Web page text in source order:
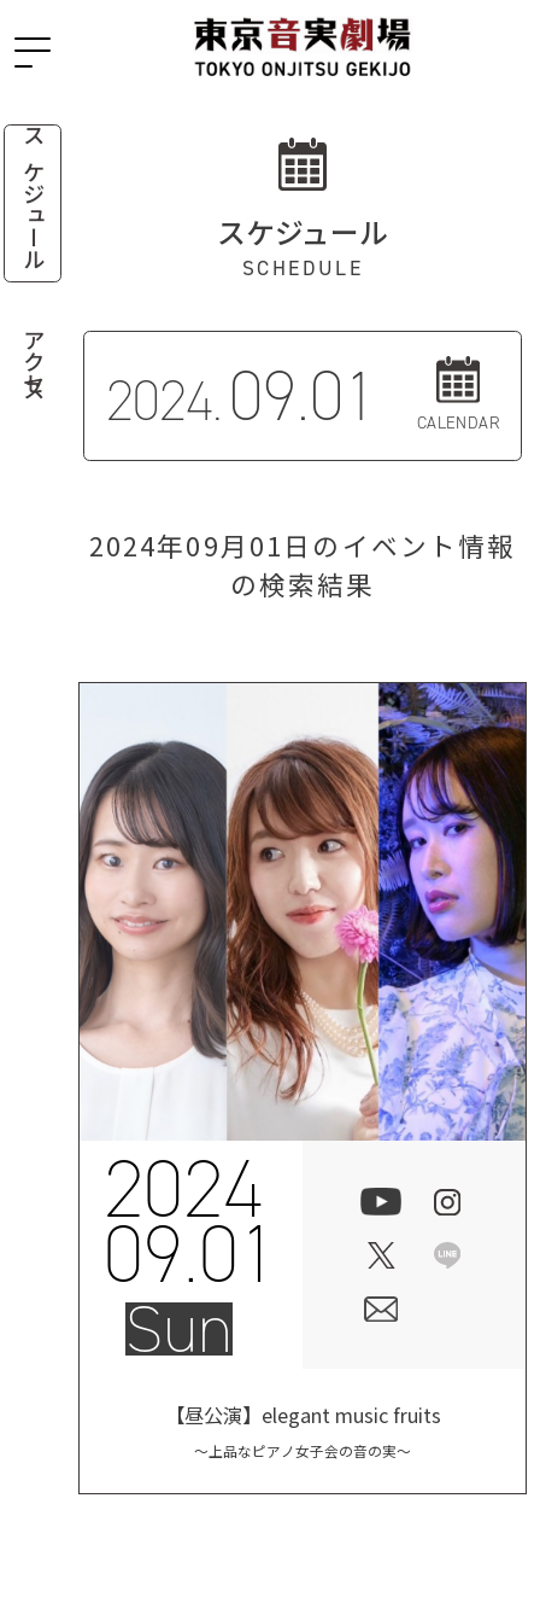
スケジュール
アクセス
スケジュール
SCHEDULE
2024.09.01 CALENDAR
2024年09月01日のイベント情報
の検索結果
2024
09.01
Sun
【昼公演】elegant music fruits
～上品なピアノ女子会の音の実～